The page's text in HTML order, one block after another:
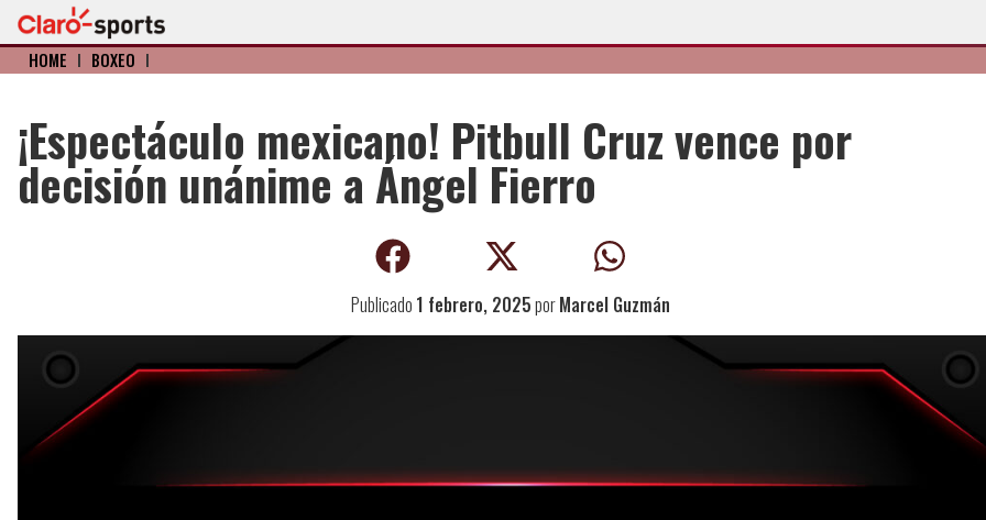
HOME I BOXEO I
¡Espectáculo mexicano! Pitbull Cruz vence por
decisión unánime a Ángel Fierro
Publicado 1 febrero, 2025porMarcel Guzmán